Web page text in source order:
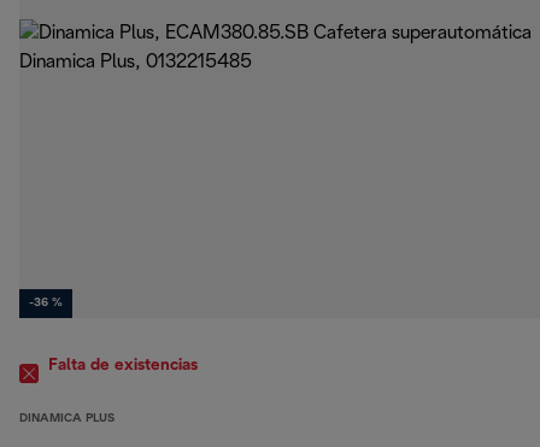
-36 %
Falta de existencias
DINAMICA PLUS